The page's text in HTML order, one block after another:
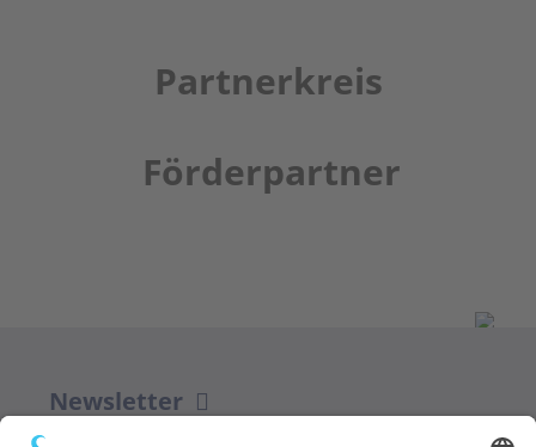
Partnerkreis
Förderpartner
Newsletter